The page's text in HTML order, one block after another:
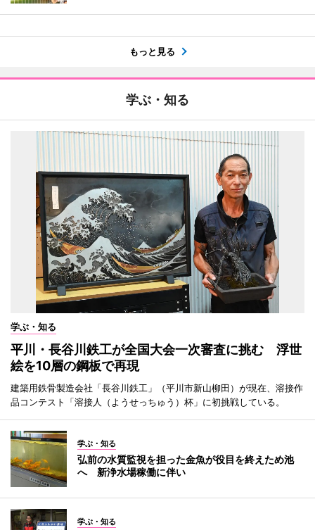
もっと見る
学ぶ・知る
学ぶ・知る
平川・長谷川鉄工が全国大会一次審査に挑む 浮世
絵を10層の鋼板で再現
建築用鉄骨製造会社「長谷川鉄工」（平川市新山柳田）が現在、溶接作
品コンテスト「溶接人（ようせっちゅう）杯」に初挑戦している。
学ぶ・知る
弘前の水質監視を担った金魚が役目を終えため池
へ 新浄水場稼働に伴い
学ぶ・知る